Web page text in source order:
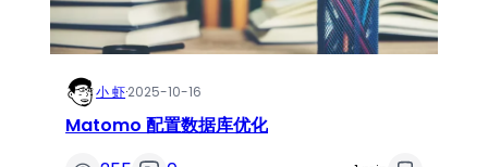
小 虾·2025-10-16
Matomo 配置数据库优化